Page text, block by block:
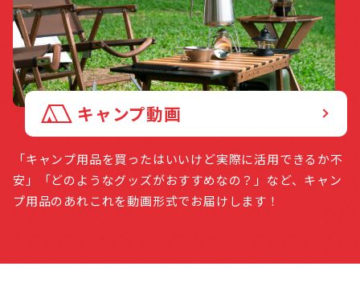
キャンプ動画
「キャンプ用品を買ったはいいけど実際に活用できるか不
安」「どのようなグッズがおすすめなの？」など、キャン
プ用品のあれこれを動画形式でお届けします！